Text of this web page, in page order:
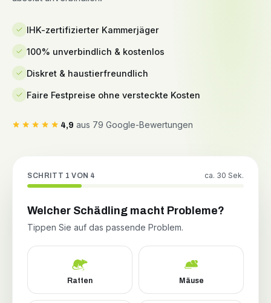
IHK-zertifizierter Kammerjäger
100% unverbindlich & kostenlos
Diskret & haustierfreundlich
Faire Festpreise ohne versteckte Kosten
4,9 aus 79 Google-Bewertungen
SCHRITT 1 VON 4 ca. 30 Sek.
Welcher Schädling macht Probleme?
Tippen Sie auf das passende Problem.
Ratten Mäuse